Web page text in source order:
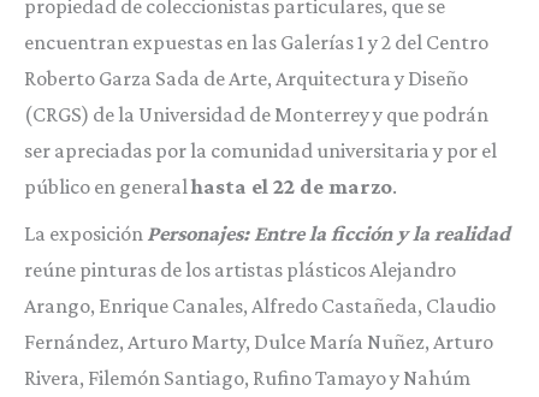
propiedad de coleccionistas particulares, que se
encuentran expuestas en las Galerías 1 y 2 del Centro
Roberto Garza Sada de Arte, Arquitectura y Diseño
(CRGS) de la Universidad de Monterrey y que podrán
ser apreciadas por la comunidad universitaria y por el
público en generalhasta el 22 de marzo.
La exposición Personajes: Entre la ficción y la realidad
reúne pinturas de los artistas plásticos Alejandro
Arango, Enrique Canales, Alfredo Castañeda, Claudio
Fernández, Arturo Marty, Dulce María Nuñez, Arturo
Rivera, Filemón Santiago, Rufino Tamayo y Nahúm